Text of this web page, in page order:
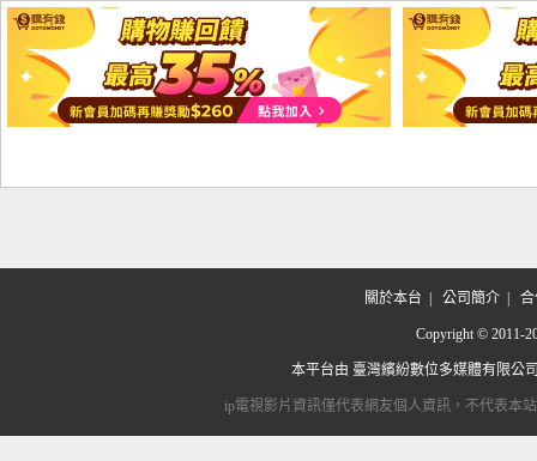
關於本台 公司簡介| 合
Copyright © 2011-
本平台由 臺灣繽紛數位多媒體有限公
ip電視影片資訊僅代表網友個人資訊，不代表本